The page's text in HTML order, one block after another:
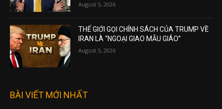
August 5, 2026
THẾ GIỚI GỌI CHÍNH SÁCH CỦA TRUMP VỀ
IRAN LÀ “NGOẠI GIAO MẪU GIÁO”
August 5, 2026
BÀI VIẾT MỚI NHẤT